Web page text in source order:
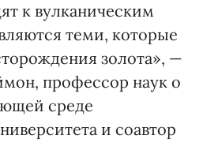
к вулканическим
теми, которые
золота», —
профессор наук о
среде
и соавтор